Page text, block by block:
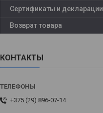
Сертификаты и декларации
Возврат товара
КОНТАКТЫ
+375 (29) 896-07-14